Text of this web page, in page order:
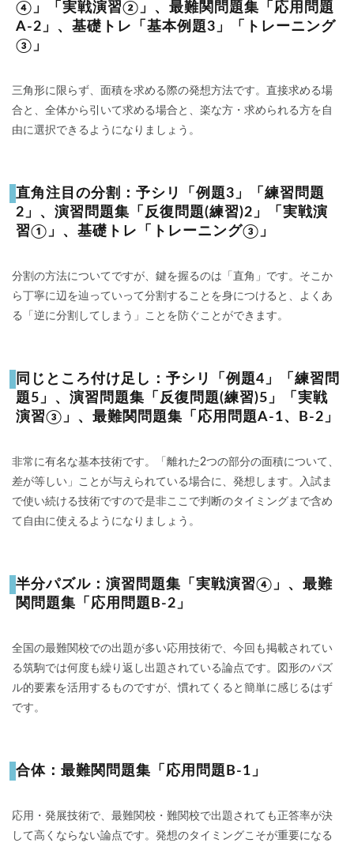
④」「実戦演習②」、最難関問題集「応用問題
A-2」、基礎トレ「基本例題3」「トレーニング
③」
三角形に限らず、面積を求める際の発想方法です。直接求める場
合と、全体から引いて求める場合と、楽な方・求められる方を自
由に選択できるようになりましょう。
直角注目の分割：予シリ「例題3」「練習問題
2」、演習問題集「反復問題(練習)2」「実戦演
習①」、基礎トレ「トレーニング③」
分割の方法についてですが、鍵を握るのは「直角」です。そこか
ら丁寧に辺を辿っていって分割することを身につけると、よくあ
る「逆に分割してしまう」ことを防ぐことができます。
同じところ付け足し：予シリ「例題4」「練習問
題5」、演習問題集「反復問題(練習)5」「実戦
演習③」、最難関問題集「応用問題A-1、B-2」
非常に有名な基本技術です。「離れた2つの部分の面積について、
差が等しい」ことが与えられている場合に、発想します。入試ま
で使い続ける技術ですので是非ここで判断のタイミングまで含め
て自由に使えるようになりましょう。
半分パズル：演習問題集「実戦演習④」、最難
関問題集「応用問題B-2」
全国の最難関校での出題が多い応用技術で、今回も掲載されてい
る筑駒では何度も繰り返し出題されている論点です。図形のパズ
ル的要素を活用するものですが、慣れてくると簡単に感じるはず
です。
合体：最難関問題集「応用問題B-1」
応用・発展技術で、最難関校・難関校で出題されても正答率が決
して高くならない論点です。発想のタイミングこそが重要になる